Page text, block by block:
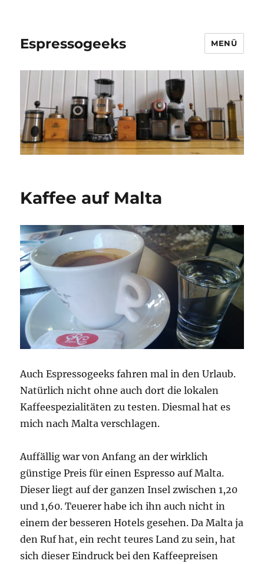
Espressogeeks MENÜ
Kaffee auf Malta
Auch Espressogeeks fahren mal in den Urlaub.
Natürlich nicht ohne auch dort die lokalen
Kaffeespezialitäten zu testen. Diesmal hat es
mich nach Malta verschlagen.
Auffällig war von Anfang an der wirklich
günstige Preis für einen Espresso auf Malta.
Dieser liegt auf der ganzen Insel zwischen 1,20
und 1,60. Teuerer habe ich ihn auch nicht in
einem der besseren Hotels gesehen. Da Malta ja
den Ruf hat, ein recht teures Land zu sein, hat
sich dieser Eindruck bei den Kaffeepreisen